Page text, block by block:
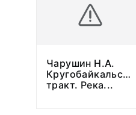
Чарушин Н.А.
Кругобайкальский
тракт. Река...